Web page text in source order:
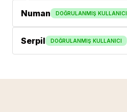
Numan DOĞRULANMIŞ KULLANICI
Serpil DOĞRULANMIŞ KULLANICI